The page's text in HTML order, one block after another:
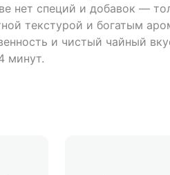
нет специй и добавок —
текстурой и богатым
и чистый чайный
минут.